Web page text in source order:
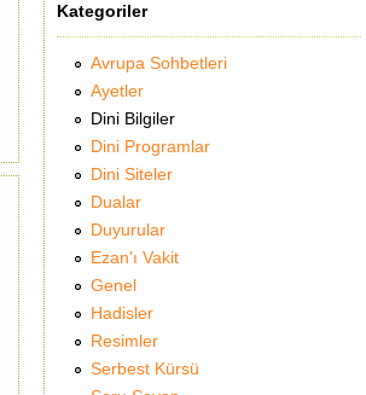
Kategoriler
Avrupa Sohbetleri
Ayetler
Dini Bilgiler
Dini Programlar
Dini Siteler
Dualar
Duyurular
Ezan'ı Vakit
Genel
Hadisler
Resimler
Serbest Kürsü